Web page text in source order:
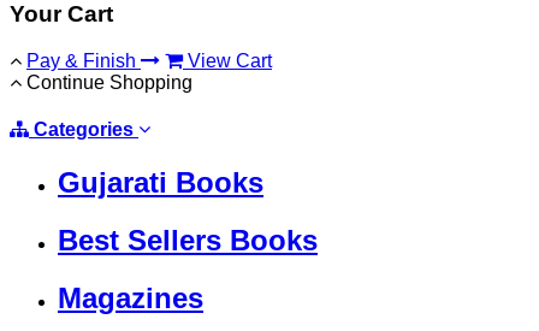
Your Cart
Pay & Finish
View Cart
Continue Shopping
Categories
Gujarati Books
Best Sellers Books
Magazines